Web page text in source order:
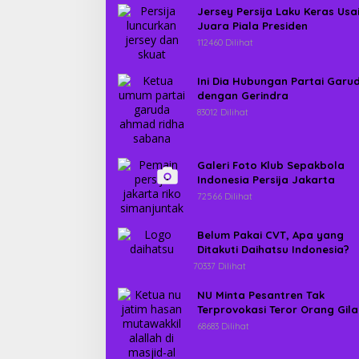
Jersey Persija Laku Keras Usai
Juara Piala Presiden
112460 Dilihat
Ini Dia Hubungan Partai
dengan Gerindra
83012 Dilihat
Galeri Foto Klub Sepakbola
Indonesia Persija Jakarta
72566 Dilihat
Belum Pakai CVT, Apa yang
Ditakuti Daihatsu Indonesia?
70337 Dilihat
NU Minta Pesantren Tak
Terprovokasi Teror Orang Gila
68683 Dilihat